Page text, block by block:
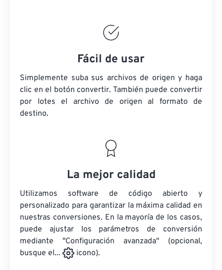
Fácil de usar
Simplemente suba sus archivos de origen y haga
clic en el botón convertir. También puede convertir
por lotes el archivo de origen al formato de
destino.
La mejor calidad
Utilizamos software de código abierto y
personalizado para garantizar la máxima calidad en
nuestras conversiones. En la mayoría de los casos,
puede ajustar los parámetros de conversión
mediante "Configuración avanzada" (opcional,
busque el...
icono).